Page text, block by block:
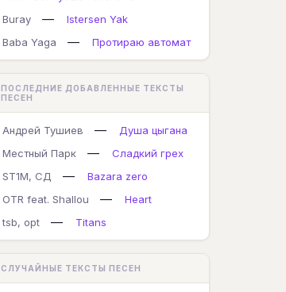
Buray
—
Istersen Yak
Baba Yaga
— Протираю автомат
ПОСЛЕДНИЕ ДОБАВЛЕННЫЕ ТЕКСТЫ
ПЕСЕН
Андрей Тушиев —
Душа цыгана
Местный Парк
—
Сладкий грех
ST1M, СД
—
Bazara zero
OTR feat. Shallou
—
Heart
tsb, opt
— Titans
СЛУЧАЙНЫЕ ТЕКСТЫ ПЕСЕН